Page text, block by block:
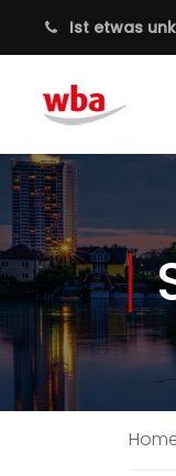
Ist etwas